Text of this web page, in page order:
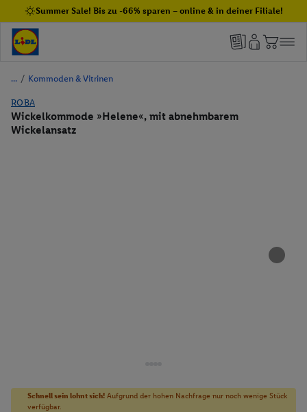
Summer Sale! Bis zu -66% sparen – online & in deiner Filiale!
/ Kommoden & Vitrinen
ROBA
Wickelkommode »Helene«, mit abnehmbarem
Wickelansatz
Schnell sein lohnt sich! Aufgrund der hohen Nachfrage nur noch wenige Stück
verfügbar.